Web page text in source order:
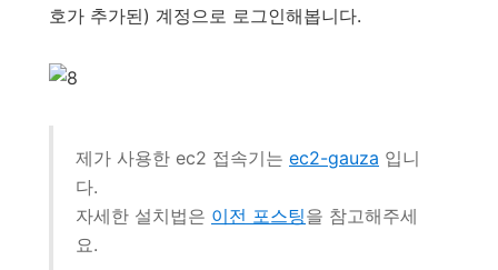
호가 추가된) 계정으로 로그인해봅니다.
제가 사용한 ec2 접속기는 ec2-gauza 입니
다.
자세한 설치법은 이전 포스팅을 참고해주세
요.